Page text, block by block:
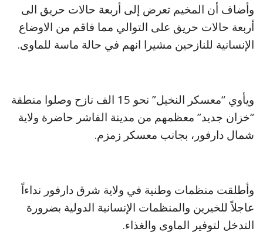
وأضاف أن المخيم تعرض إلى أربعة حالات حريق الى
أربعة حالات حريق على التوالي مما فاقم من الاوضاع
الإنسانية للنازحين مشيرا انهم في حالة ماسة للماوى.
ويأوي “معسكر النخيل” نحو 15 الف نازح وصلوا منطقة
“خزان جديد” معظمهم من مدينة الفاشر حاضرة ولاية
شمال دارفور، بجانب معسكر زمزم.
وأطلقت منظمات وطنية في ولاية شرق دارفور نداءاً
عاجلاً للخيرين والمنظمات الإنسانية الدولية بضرورة
التدخل لتوفير الماوى والغذاء.